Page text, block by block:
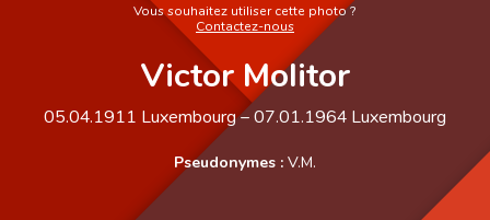
Vous souhaitez utiliser cette photo ?
Contactez-nous
Victor Molitor
05.04.1911 Luxembourg–07.01.1964 Luxembourg
Pseudonymes : V.M.